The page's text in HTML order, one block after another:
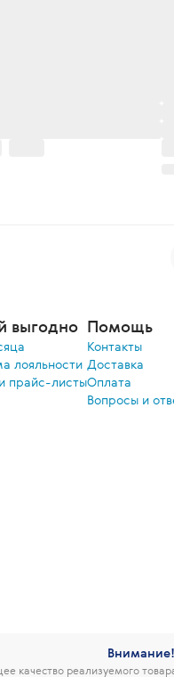
выгодно
лояльности
прайс-листы
Помощь
Контакты
Доставка
Оплата
Вопросы и
качество реализуемого